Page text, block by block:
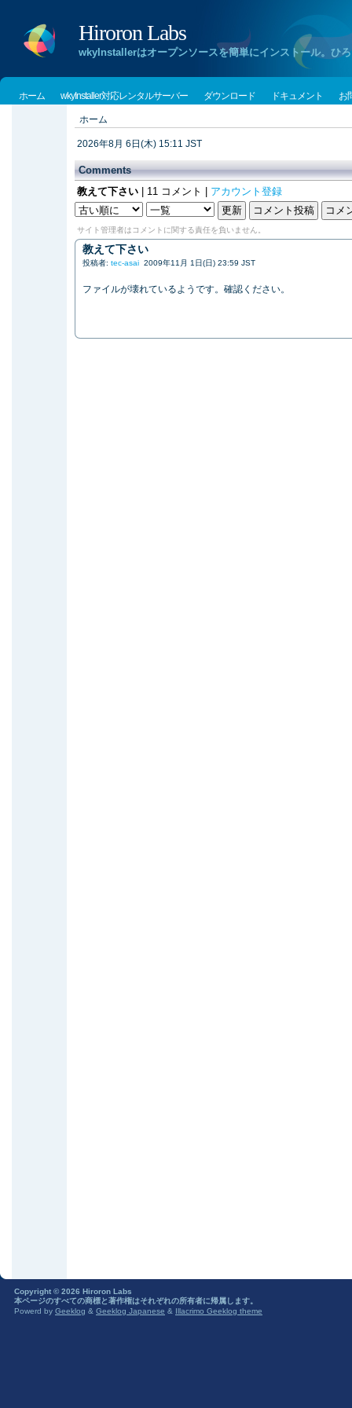
Hiroron Labs
wkyInstallerはオープンソースを簡単にインストール。ひ
ホーム wkyInstaller対応レンタルサーバー ダウンロード ドキュメント お
ホーム
2026年8月 6日(木) 15:11 JST
Comments
教えて下さい
| 11 コメント | アカウント登録
サイト管理者はコメントに関する責任を負いません。
教えて下さい
投稿者: tec-asai 2009年11月 1日(日) 23:59 JST
ファイルが壊れているようです。確認ください。
Copyright © 2026 Hiroron Labs
本ページのすべての商標と著作権はそれぞれの所有者に帰属します。
Powerd by Geeklog & Geeklog Japanese & Illacrimo Geeklog theme